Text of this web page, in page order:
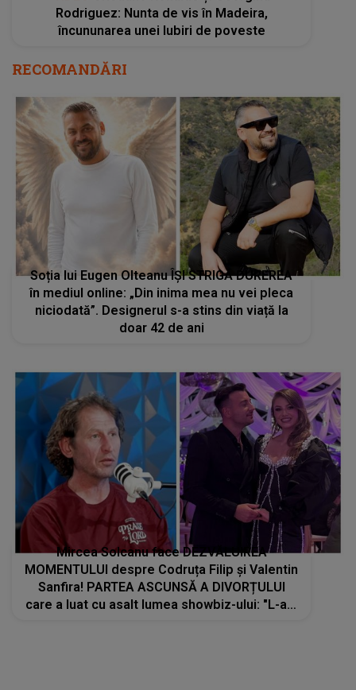
Rodriguez: Nunta de vis în Madeira,
încununarea unei Iubiri de poveste
RECOMANDĂRI
Soția lui Eugen Olteanu ÎȘI STRIGĂ DUREREA
în mediul online: „Din inima mea nu vei pleca
niciodată”. Designerul s-a stins din viață la
doar 42 de ani
Mircea Solcanu face DEZVĂLUIREA
MOMENTULUI despre Codruța Filip și Valentin
Sanfira! PARTEA ASCUNSĂ A DIVORȚULUI
care a luat cu asalt lumea showbiz-ului: "L-am